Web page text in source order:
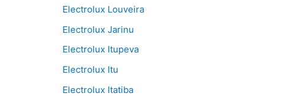
Electrolux Louveira
Electrolux Jarinu
Electrolux Itupeva
Electrolux Itu
Electrolux Itatiba